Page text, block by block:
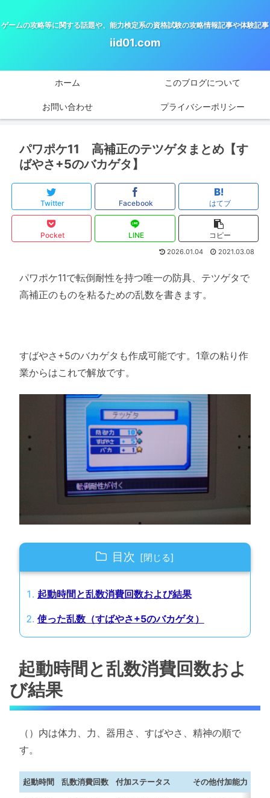
ゲームの攻略等に関する話題や、能力検定系の資格試験の攻略情報記事や体験記事
iid01.com
ホーム このブログについて
お問い合わせ プライバシーポリシー
パワポケ11 高補正のテツゲタまとめ【す
ばやさ+5のバカゲタ】
Twitter Facebook はてブ
Pocket LINE コピー
2026.01.04 2021.03.08
パワポケ11で転倒耐性を持つ唯一の防具、テツゲタで
高補正のものを粘るための乱数を書きます。
すばやさ+5のバカゲタも作成可能です。1章の粘り作
業からはこれで解放です。
目次
起動時間と乱数消費回数および結果
使った乱数（すばやさ+5のバカゲタ）
起動時間と乱数消費回数およ
び結果
（）内は体力、力、器用さ、すばやさ、精神の順で
す。
起動時間 乱数消費回数 付加ステータス その他付加能力